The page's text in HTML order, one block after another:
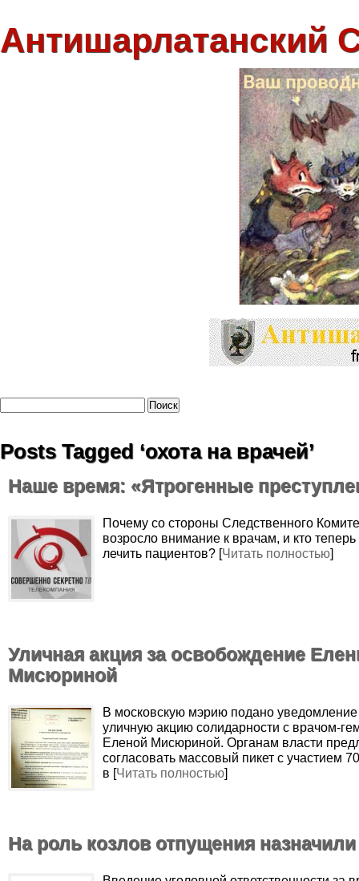
Антишарлатанский
Posts Tagged ‘охота на врачей’
Наше время: «Ятрогенные
Почему со стороны Следственного
возросло внимание к врачам, и кто теперь
лечить пациентов? [Читать полностью]
Уличная акция за освобождение
Мисюриной
В московскую мэрию подано
уличную акцию солидарности с врачом-
Еленой Мисюриной. Органам власти
согласовать массовый пикет с участием
в [Читать полностью]
На роль козлов отпущения